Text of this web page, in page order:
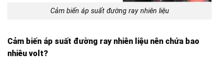
Cảm biến áp suất đường ray nhiên liệu
Cảm biến áp suất đường ray nhiên liệu nên chứa bao
nhiêu volt?